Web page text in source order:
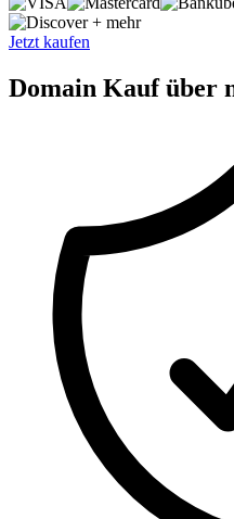
+ mehr
Jetzt kaufen
Domain Kauf über